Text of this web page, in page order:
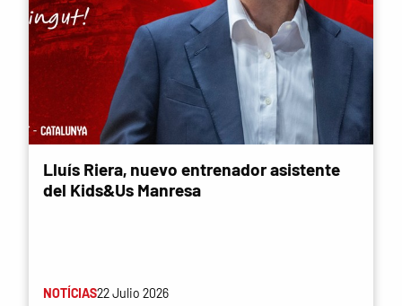
Lluís Riera, nuevo entrenador asistente
del Kids&Us Manresa
NOTÍCIAS22 Julio 2026